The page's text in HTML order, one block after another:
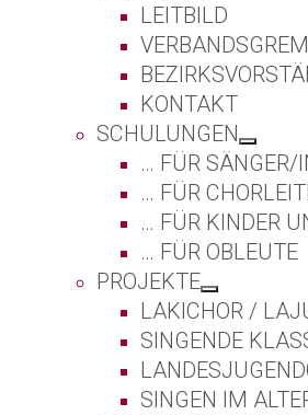
LEITBILD
KONTAKT
SCHULUNGEN
… FÜR SÄNGER/
… FÜR
… FÜR KINDER
… FÜR OBLEUTE
PROJEKTE
LAKICHOR /
SINGENDE
SINGEN IM